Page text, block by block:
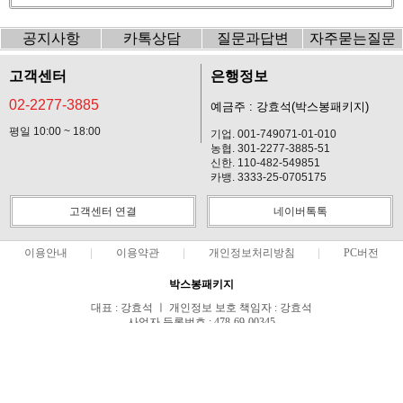
공지사항 카톡상담 질문과답변 자주묻는질문
고객센터
02-2277-3885
평일 10:00 ~ 18:00
은행정보
예금주 : 강효석(박스봉패키지)
기업. 001-749071-01-010
농협. 301-2277-3885-51
신한. 110-482-549851
카뱅. 3333-25-0705175
고객센터 연결 네이버톡톡
이용안내 이용약관 개인정보처리방침 PC버전
박스봉패키지
대표 : 강효석 ㅣ 개인정보 보호 책임자 : 강효석
사업자 등록번호 : 478-69-00345